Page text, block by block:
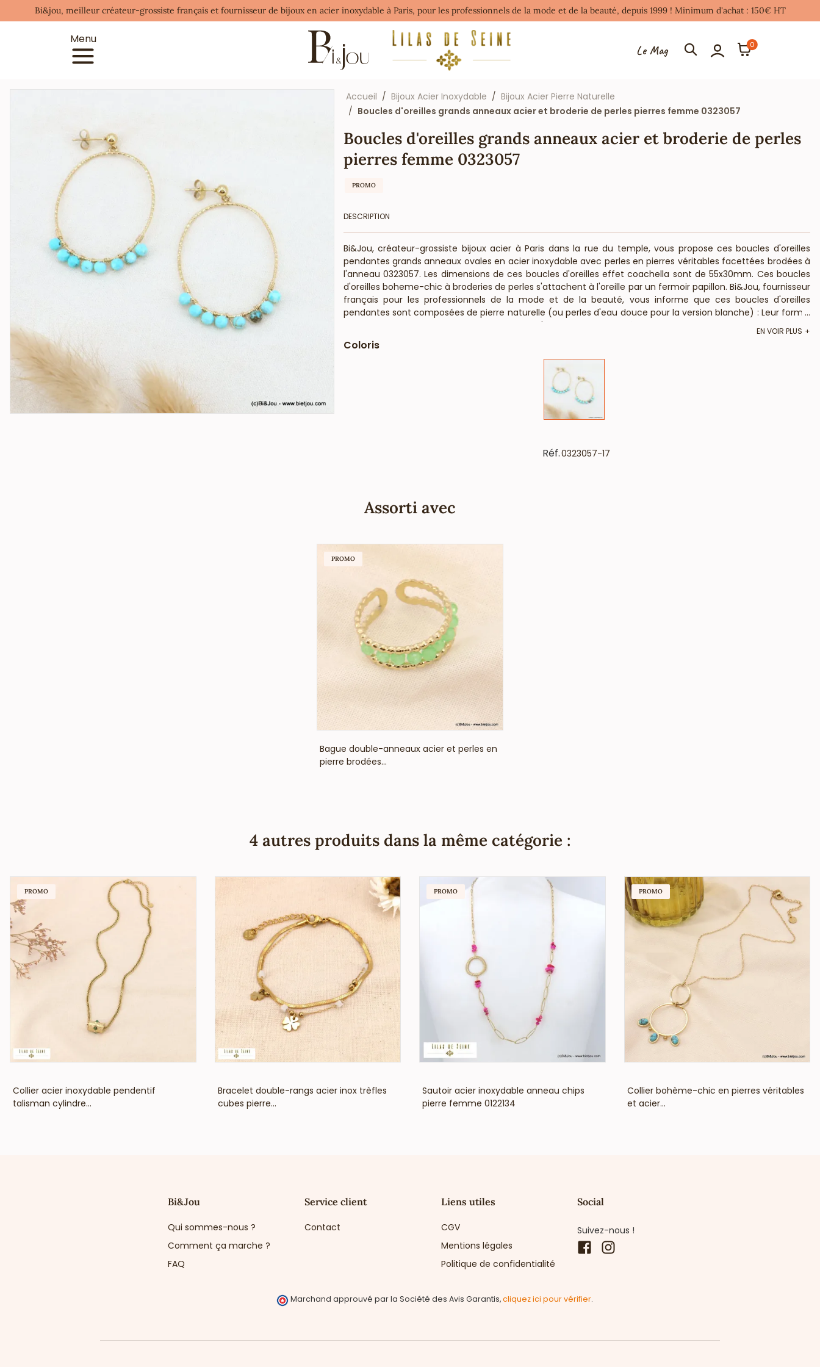
Bi&jou, meilleur créateur-grossiste français et fournisseur de bijoux en acier inoxydable à Paris, pour les professionnels de la mode et de la beauté, depuis 1999 ! Minimum d'achat : 150€ HT
Menu
Le Mag 0
Accueil Bijoux Acier Inoxydable
Bijoux Acier Pierre Naturelle
Boucles d'oreilles grands anneaux acier et broderie de perles pierres femme 0323057
Boucles d'oreilles grands anneaux acier et broderie de perles
pierres femme 0323057
PROMO
DESCRIPTION
Bi&Jou, créateur-grossiste bijoux acier à Paris dans la rue du temple, vous propose ces boucles d'oreilles
pendantes grands anneaux ovales en acier inoxydable avec perles en pierres véritables facettées brodées à
l'anneau 0323057. Les dimensions de ces boucles d'oreilles effet coachella sont de 55x30mm. Ces boucles
d'oreilles boheme-chic à broderies de perles s'attachent à l'oreille par un fermoir papillon. Bi&Jou, fournisseur
français pour les professionnels de la mode et de la beauté, vous informe que ces boucles d'oreilles
pendantes sont composées de pierre naturelle (ou perles d'eau douce pour la version blanche) : Leur forme,
couleur et taille peuvent varier. Ces boucles d'oreilles en acier bohème ne contiennent pas de nickel, plomb
ni cadmium et sont anti-allergiques (conformément aux lois françaises et européennes).
...
EN VOIR PLUS
Coloris
Réf.0323057-17
Assorti avec
Bague double-anneaux acier et perles en
pierre brodées...
PROMO
4 autres produits dans la même catégorie :
Collier acier inoxydable pendentif
talisman cylindre...
PROMO
Bracelet double-rangs acier inox trèfles
cubes pierre...
Sautoir acier inoxydable anneau chips
pierre femme 0122134
PROMO
Collier bohème-chic en pierres véritables
et acier...
PROMO
Bi&Jou
Qui sommes-nous ?
Comment ça marche ?
FAQ
Service client
Contact
Liens utiles
CGV
Mentions légales
Politique de confidentialité
Social
Suivez-nous !
Facebook
Marchand approuvé par la Société des Avis Garantis,cliquez ici pour vérifier.